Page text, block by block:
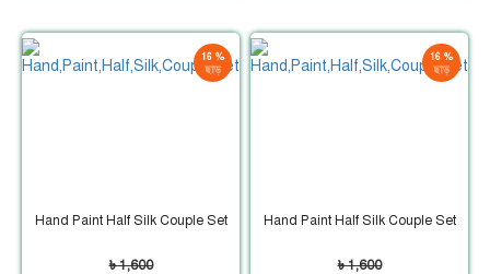
16 %
ছাড়
Hand Paint Half Silk Couple Set
৳ 1,600
16 %
ছাড়
Hand Paint Half Silk Couple Set
৳ 1,600